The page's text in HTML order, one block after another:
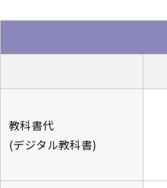
教科書代
(デジタル教科書)